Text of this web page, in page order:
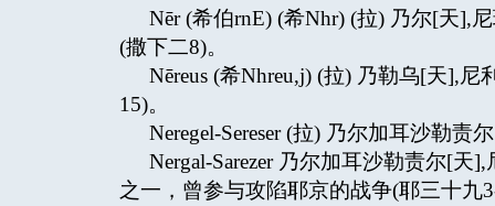
Nēr (希伯rnE) (希Nhr) (拉) 乃尔[天],
(撒下二8)。
Nēreus (希Nhreu,j) (拉) 乃勒乌[天],
15)。
Neregel-Sereser (拉) 乃尔加耳沙勒责
Nergal-Sarezer 乃尔加耳沙勒责尔[
之一，曾参与攻陷耶京的战争(耶三十九